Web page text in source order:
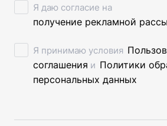
Я даю согласие на
получение рекламной
Я принимаю условия
соглашения и Политики
персональных данных